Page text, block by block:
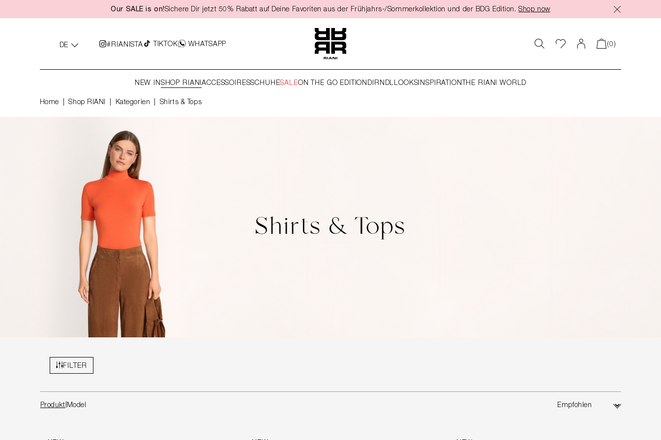
Zur Hauptnavigation springen
Our SALE is on!Sichere Dir jetzt 50% Rabatt auf Deine Favoriten aus der Frühjahrs-/Sommerkollektion und der BDG Edition. Shop now
DE #RIANISTA TIKTOK WHATSAPP (0)
NEW INSHOP RIANIACCESSOIRESSCHUHESALEON THE GO EDITION DIRNDLLOOKSINSPIRATION THE RIANI WORLD
Home Shop RIANI Kategorien Shirts & Tops
Shirts & Tops
FILTER
Produkt Model